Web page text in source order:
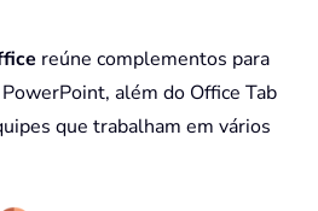
reúne complementos para
além do Office Tab
que trabalham em vários